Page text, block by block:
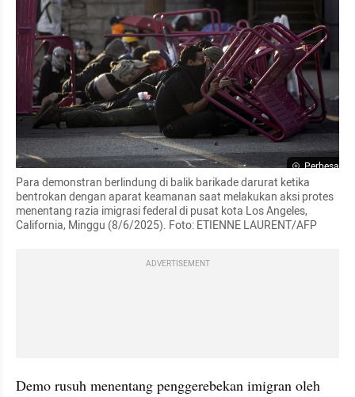
Perbesar
Para demonstran berlindung di balik barikade darurat ketika
bentrokan dengan aparat keamanan saat melakukan aksi protes
menentang razia imigrasi federal di pusat kota Los Angeles,
California, Minggu (8/6/2025). Foto: ETIENNE LAURENT/AFP
ADVERTISEMENT
Demo rusuh menentang penggerebekan imigran oleh